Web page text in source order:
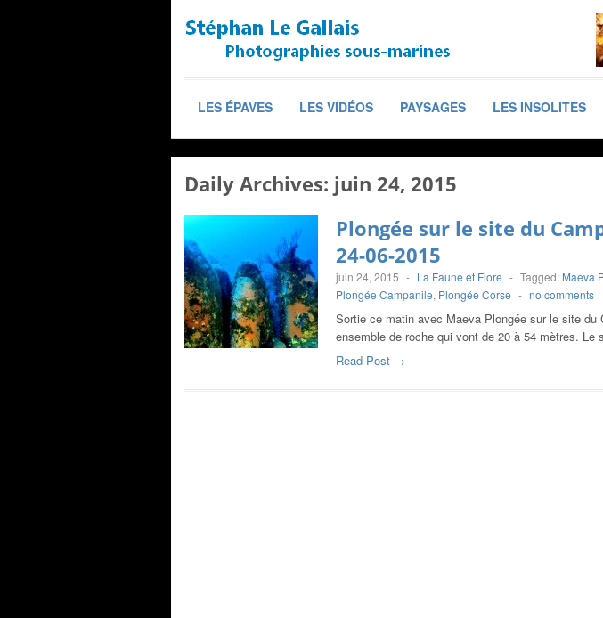
LES ÉPAVES LES VIDÉOS PAYSAGES LES INSOLITES
Daily Archives: juin 24, 2015
Plongée sur le site du
24-06-2015
juin 24, 2015 - La Faune et Flore - Tagged: Maeva
Plongée Campanile, Plongée Corse - no comments
Sortie ce matin avec Maeva Plongée sur le site du
ensemble de roche qui vont de 20 à 54 mètres.
Read Post →